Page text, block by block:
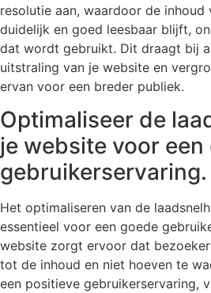
resolutie aan, waardoor de
duidelijk en goed leesbaar blijft,
dat wordt gebruikt. Dit draagt bij
uitstraling van je website en
ervan voor een breder publiek.
Optimaliseer de
je website voor een
gebruikerservaring.
Het optimaliseren van de
essentieel voor een goede
website zorgt ervoor dat
tot de inhoud en niet hoeven te
een positieve gebruikerservaring,